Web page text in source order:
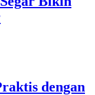
dengan